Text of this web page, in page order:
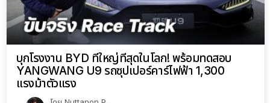
บุกโรงงาน BYD ที่ใหญ่ที่สุดในโลก! พร้อมทดสอบ
YANGWANG U9 รถซุปเปอร์คาร์ไฟฟ้า 1,300
แรงม้าตัวแรง